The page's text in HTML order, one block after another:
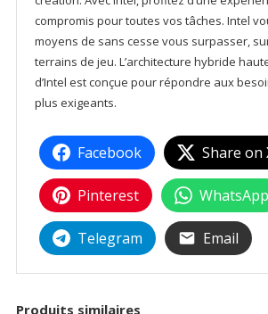
compromis pour toutes vos tâches. Intel
moyens de sans cesse vous surpasser,
terrains de jeu. L’architecture hybride
d’Intel est conçue pour répondre aux
plus exigeants.
Facebook Share on
Pinterest WhatsApp
Telegram Email
Produits similaires